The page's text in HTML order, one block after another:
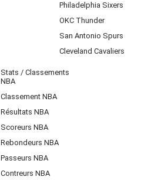
Philadelphia Sixers
OKC Thunder
San Antonio Spurs
Cleveland Cavaliers
Stats / Classements
NBA
Classement NBA
Résultats NBA
Scoreurs NBA
Rebondeurs NBA
Passeurs NBA
Contreurs NBA